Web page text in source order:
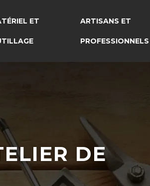
ET ARTISANS ET
PROFESSIONNELS
DE